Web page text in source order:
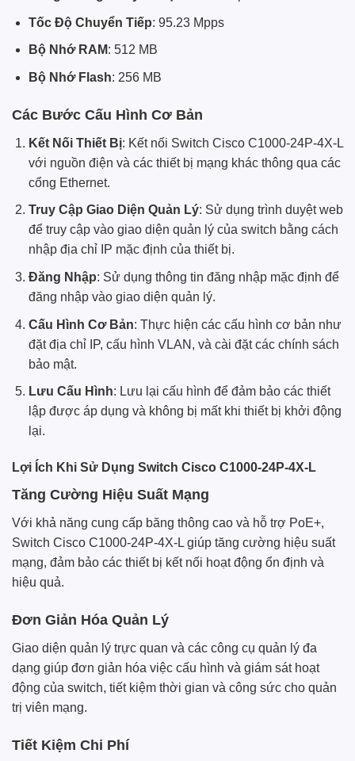
Tốc Độ Chuyển Tiếp: 95.23 Mpps
Bộ Nhớ RAM: 512 MB
Bộ Nhớ Flash: 256 MB
Các Bước Cấu Hình Cơ Bản
Kết Nối Thiết Bị: Kết nối Switch Cisco C1000-24P-4X-L
với nguồn điện và các thiết bị mạng khác thông qua các
cổng Ethernet.
Truy Cập Giao Diện Quản Lý: Sử dụng trình duyệt web
để truy cập vào giao diện quản lý của switch bằng cách
nhập địa chỉ IP mặc định của thiết bị.
Đăng Nhập: Sử dụng thông tin đăng nhập mặc định để
đăng nhập vào giao diện quản lý.
Cấu Hình Cơ Bản: Thực hiện các cấu hình cơ bản như
đặt địa chỉ IP, cấu hình VLAN, và cài đặt các chính sách
bảo mật.
Lưu Cấu Hình: Lưu lại cấu hình để đảm bảo các thiết
lập được áp dụng và không bị mất khi thiết bị khởi động
lại.
Lợi Ích Khi Sử Dụng Switch Cisco C1000-24P-4X-L
Tăng Cường Hiệu Suất Mạng
Với khả năng cung cấp băng thông cao và hỗ trợ PoE+,
Switch Cisco C1000-24P-4X-L giúp tăng cường hiệu suất
mạng, đảm bảo các thiết bị kết nối hoạt động ổn định và
hiệu quả.
Đơn Giản Hóa Quản Lý
Giao diện quản lý trực quan và các công cụ quản lý đa
dạng giúp đơn giản hóa việc cấu hình và giám sát hoạt
động của switch, tiết kiệm thời gian và công sức cho quản
trị viên mạng.
Tiết Kiệm Chi Phí